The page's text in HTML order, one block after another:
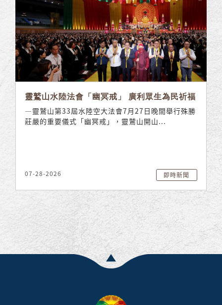
靈鷲山水陸法會「幽冥戒」 廣利眾生為民祈福
—靈鷲山第33屆水陸空大法會7月27日晚間舉行殊勝
莊嚴的重要儀式「幽冥戒」，靈鷲山開山...
07-28-2026 即時新聞